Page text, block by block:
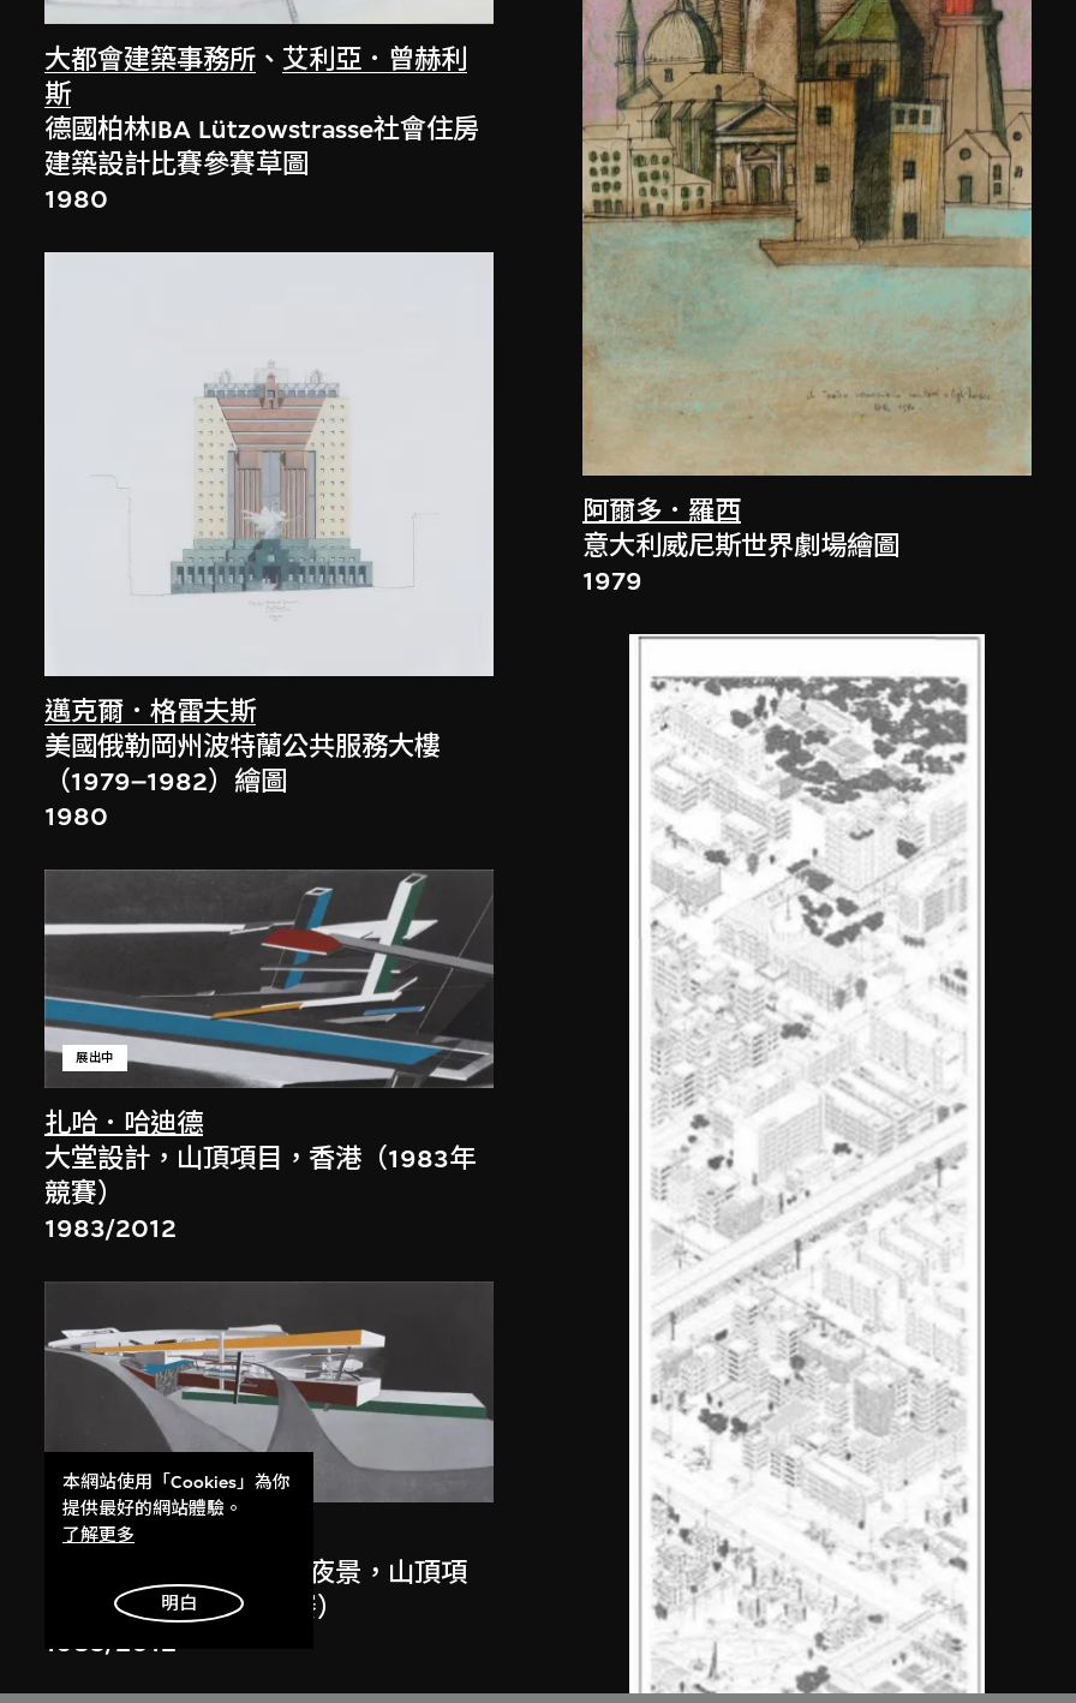
大都會建築事務所 、艾利亞．曾赫利
斯
德國柏林IBA Lützowstrasse社會住房
建築設計比賽參賽草圖
1980
邁克爾．格雷夫斯
美國俄勒岡州波特蘭公共服務大樓
（1979–1982）繪圖
1980
扎哈．哈迪德
展出中
大堂設計，山頂項目，香港（1983年
競賽）
1983/2012
扎哈．哈迪德
展出中
斜坡入口／坡度入口，夜景，山頂項
目，香港（1983年競賽）
1983/2012
阿爾多．羅西
意大利威尼斯世界劇場繪圖
1979
本網站使用「Cookies」為你
提供最好的網站體驗。
了解更多
明白